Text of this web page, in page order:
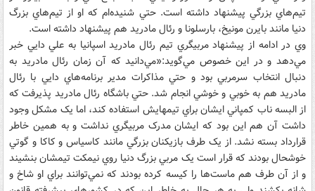
تيم‌هاي بزرگي پيشنهاد داشته است. حتي شنيده‌ام که او از تيم‌هاي بزرگ
دنيا مانند بايرن مونيخ، بارسلونا و رئال مادريد هم پيشنهاد داشته است.
وي در ادامه از پيشنهاد مربيگري تيم رئال مادريد اسپانيا به علي دايي خبر
مي‌دهد و در اين خصوص مي‌گويد:«مي‌دانيد که آن زمان رئال مادريد به
دنبال انتخاب سرمربي بود و حتي مذاکرات مدير برنامه‌هاي دايي با رئال
مادريد هم به خوبي و خوشي انجام شد. حتي باشگاه رئال مادريد پذيرفت که
از البسه ناب کمپاني ايشان براي تيمهايش استفاده کند، اما يک مشکل وجود
داشت آن هم اين بود که ايشان مدرک مربيگري نداشت و به همين خاطر
قرارداد بسته نشد. از يک طرف بازيکنان بزرگي مانند کاسياس و کاکا و گوتي
خوشحال بودند که قرار است يک مربي بزرگ دنيا روي نيمکت تيمشان بنشيند
و از آن طرف هم ماست‌ها را کيسه کرده بودند که نمي‌توانند براي او شاخ و